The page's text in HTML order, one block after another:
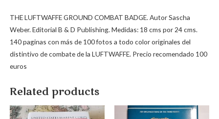
THE LUFTWAFFE GROUND COMBAT BADGE. Autor Sascha
Weber. Editorial B & D Publishing. Medidas: 18 cms por 24 cms.
140 paginas con más de 100 fotos a todo color originales del
distintivo de combate de la LUFTWAFFE. Precio recomendado 100
euros
Related products